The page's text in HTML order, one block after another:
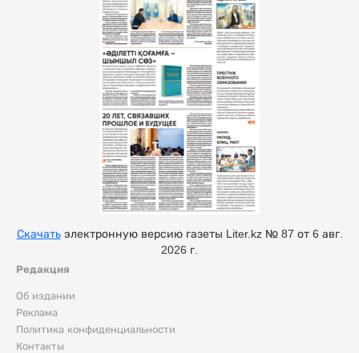
Редакция
Об издании
Реклама
Политика конфиденциальности
Контакты
Скачатьэлектронную версию газеты Liter.kz № 87 от 6 авг.
2026 г.